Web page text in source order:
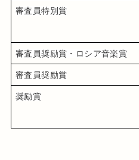
審査員特別賞
審査員奨励賞・ロシア音楽賞
審査員奨励賞
奨励賞